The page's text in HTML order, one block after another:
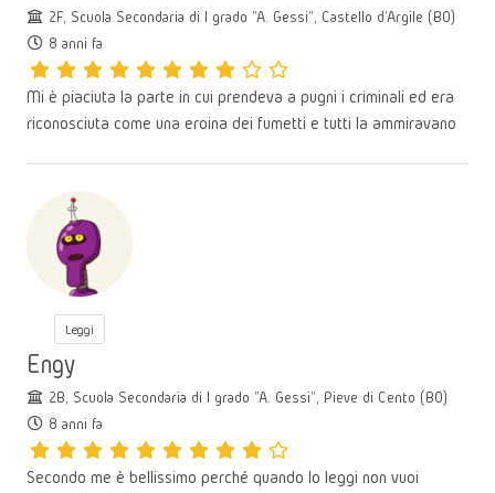
2F, Scuola Secondaria di I grado "A. Gessi", Castello d'Argile (BO)
8 anni fa
Mi è piaciuta la parte in cui prendeva a pugni i criminali ed era
riconosciuta come una eroina dei fumetti e tutti la ammiravano
Leggi
Engy
2B, Scuola Secondaria di I grado "A. Gessi", Pieve di Cento (BO)
8 anni fa
Secondo me è bellissimo perché quando lo leggi non vuoi